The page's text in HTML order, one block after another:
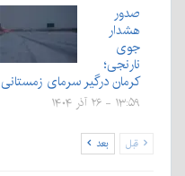
صدور
هشدار
جوی‌
نارنجی؛
کرمان درگیر سرمای زمستانی
۱۳:۵۹ - ۲۶ آذر ۱۴۰۴
قبل بعد